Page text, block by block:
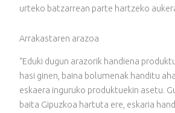
urteko batzarrean parte hartzeko
Arrakastaren arazoa
“Eduki dugun arazorik handiena
hasi ginen, baina bolumenak handitu
eskaera inguruko produktuekin asetu.
baita Gipuzkoa hartuta ere, eskaria